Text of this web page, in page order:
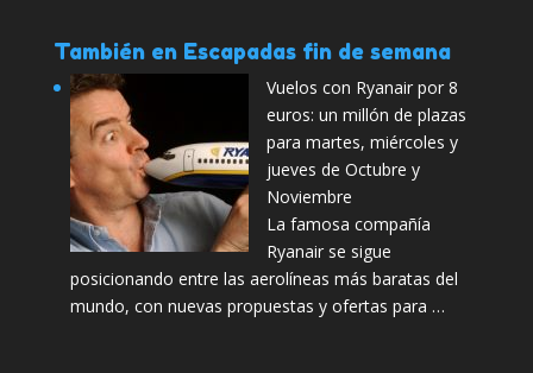
También en Escapadas fin de semana
Vuelos con Ryanair por 8
euros: un millón de plazas
para martes, miércoles y
jueves de Octubre y
Noviembre
La famosa compañía
Ryanair se sigue
posicionando entre las aerolíneas más baratas del
mundo, con nuevas propuestas y ofertas para …